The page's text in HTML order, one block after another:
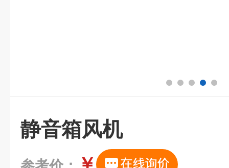
静音箱风机